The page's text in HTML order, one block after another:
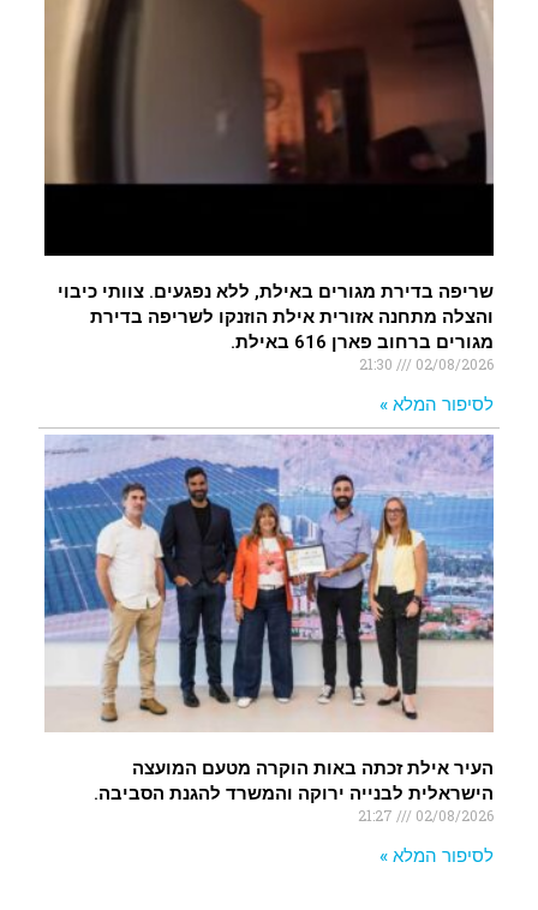
שריפה בדירת מגורים באילת, ללא נפגעים. צוותי כיבוי
והצלה מתחנה אזורית אילת הוזנקו לשריפה בדירת
מגורים ברחוב פארן 616 באילת.
02/08/2026
לסיפור המלא »
העיר אילת זכתה באות הוקרה מטעם המועצה
הישראלית לבנייה ירוקה והמשרד להגנת הסביבה.
02/08/2026
לסיפור המלא »